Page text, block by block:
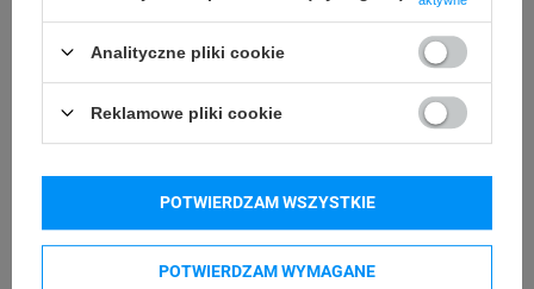
Temperatura przechowywania:-40°C do 70°C
Wilgotność pracy:5% - 95%
IP54 (ochrona przed kurzem i
zachlapaniem).
Analityczne pliki cookie
Reklamowe pliki cookie
POTWIERDZAM WYMAGANE
POTWIERDZAM WSZYSTKIE